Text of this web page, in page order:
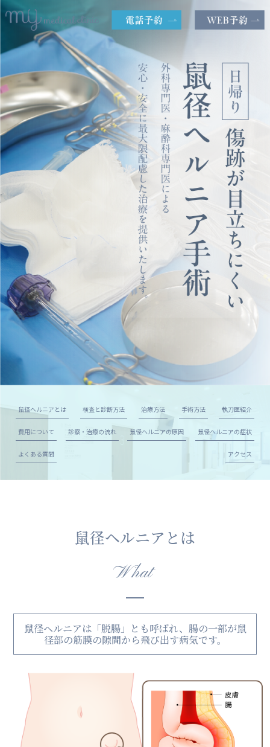
鼠径ヘルニアとは 検査と診断方法 治療方法 手術方法 執刀医紹介
費用について 診察・治療の流れ 鼠径ヘルニアの原因 鼠径ヘルニアの症状
よくある質問 アクセス
鼠径ヘルニアとは
What
鼠径ヘルニアは「脱腸」とも呼ばれ、腸の一部が鼠
径部の筋膜の隙間から飛び出す病気です。